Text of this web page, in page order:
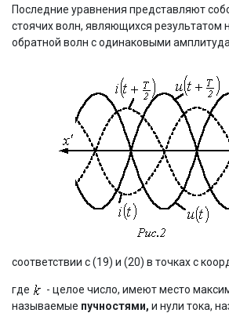
Последние уравнения представляют
стоячих волн, являющихся результатом
обратной волн с одинаковыми
соответствии с (19) и (20) в точках с
где
- целое число, имеют место
называемые пучностями, и нули тока,